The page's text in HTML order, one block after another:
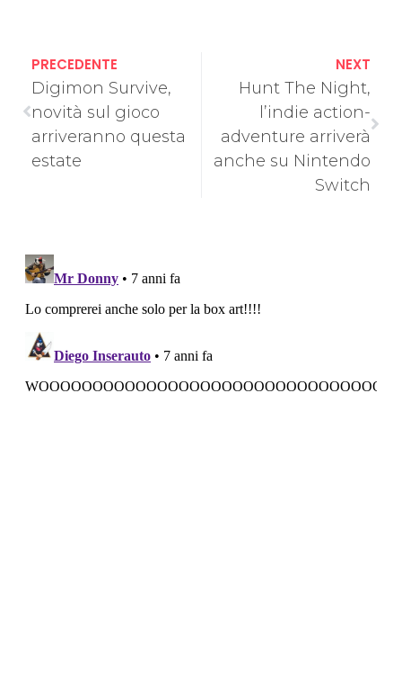
PRECEDENTE
Digimon Survive,
novità sul gioco
arriveranno questa
estate
NEXT
Hunt The Night,
l’indie action-
adventure arriverà
anche su Nintendo
Switch